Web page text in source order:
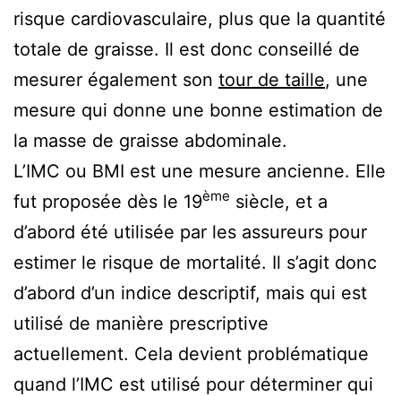
risque cardiovasculaire, plus que la quantité
totale de graisse. Il est donc conseillé de
mesurer également son tour de taille, une
mesure qui donne une bonne estimation de
la masse de graisse abdominale.
L’IMC ou BMI est une mesure ancienne. Elle
fut proposée dès le 19ème siècle, et a
d’abord été utilisée par les assureurs pour
estimer le risque de mortalité. Il s’agit donc
d’abord d’un indice descriptif, mais qui est
utilisé de manière prescriptive
actuellement. Cela devient problématique
quand l’IMC est utilisé pour déterminer qui